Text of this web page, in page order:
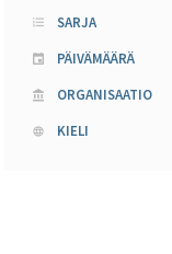
SARJA
PÄIVÄMÄÄRÄ
ORGANISAATIO
KIELI